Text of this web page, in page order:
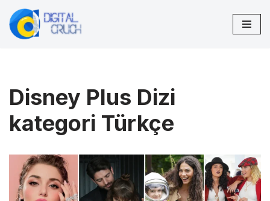
İçeriğe
Disney Plus Dizi
kategori Türkçe